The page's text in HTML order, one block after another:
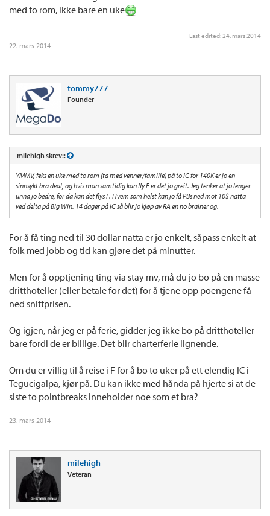
med to rom, ikke bare en uke
Last edited: 24. mars 2014
22. mars 2014
tommy777
Founder
milehigh skrev::
YMMV, feks en uke med to rom (ta med venner/familie) på to IC for 140K er jo en
sinnsykt bra deal, og hvis man samtidig kan fly F er det jo greit. Jeg tenker at jo lenger
unna jo bedre, for da kan det flys F. Hvem som helst kan jo få PBs ned mot 10$ natta
ved delta på Big Win. 14 dager på IC så blir jo kjøp av RA en no brainer og.
For å få ting ned til 30 dollar natta er jo enkelt, såpass enkelt at
folk med jobb og tid kan gjøre det på minutter.
Men for å opptjening ting via stay mv, må du jo bo på en masse
dritthoteller (eller betale for det) for å tjene opp poengene få
ned snittprisen.
Og igjen, når jeg er på ferie, gidder jeg ikke bo på dritthoteller
bare fordi de er billige. Det blir charterferie lignende.
Om du er villig til å reise i F for å bo to uker på ett elendig IC i
Tegucigalpa, kjør på. Du kan ikke med hånda på hjerte si at de
siste to pointbreaks inneholder noe som et bra?
23. mars 2014
milehigh
Veteran